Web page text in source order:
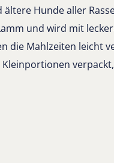
Hunde aller
und wird mit
die Mahlzeiten leicht